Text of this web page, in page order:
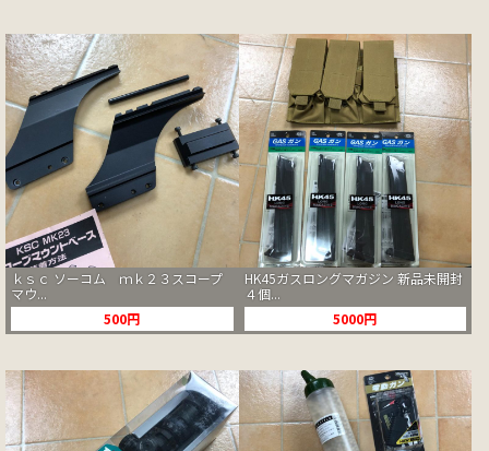
ｋｓｃ ソーコム ｍｋ２３スコープ
マウ...
500円
HK45ガスロングマガジン 新品未開封
４個...
5000円